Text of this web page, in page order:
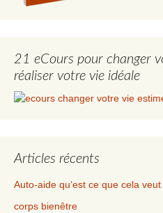
21 eCours pour changer
réaliser votre vie idéale
Articles récents
Auto-aide qu‘est ce que cela
corps bienêtre